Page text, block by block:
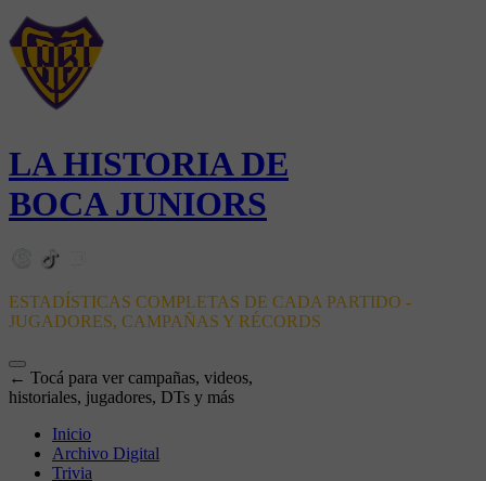
LA HISTORIA DE
BOCA JUNIORS
ESTADÍSTICAS COMPLETAS DE CADA PARTIDO -
JUGADORES, CAMPAÑAS Y RÉCORDS
← Tocá para ver campañas, videos,
historiales, jugadores, DTs y más
Inicio
Archivo Digital
Trivia